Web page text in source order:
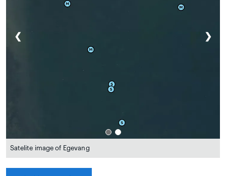
❮ ❯
Satelite image of Egevang